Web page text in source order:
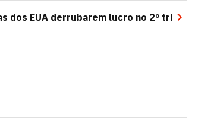
dos EUA derrubarem lucro no 2º tri